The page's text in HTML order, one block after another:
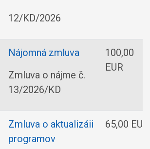
12/KD/2026
Nájomná zmluva
Zmluva o nájme č.
13/2026/KD
100,00
EUR
Zmluva o aktualizáii
programov
65,00 EUR